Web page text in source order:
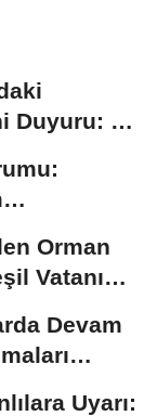
Duyuru: 11
Orman
Vatanı
Devam
Uyarı: